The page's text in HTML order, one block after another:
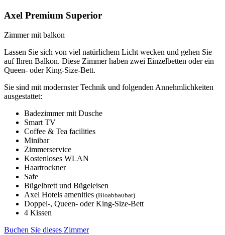
Axel Premium Superior
Zimmer mit balkon
Lassen Sie sich von viel natürlichem Licht wecken und gehen Sie
auf Ihren Balkon. Diese Zimmer haben zwei Einzelbetten oder ein
Queen- oder King-Size-Bett.
Sie sind mit modernster Technik und folgenden Annehmlichkeiten
ausgestattet:
Badezimmer mit Dusche
Smart TV
Coffee & Tea facilities
Minibar
Zimmerservice
Kostenloses WLAN
Haartrockner
Safe
Bügelbrett und Bügeleisen
Axel Hotels amenities (Bioabbaubar)
Doppel-, Queen- oder King-Size-Bett
4 Kissen
Buchen Sie dieses Zimmer